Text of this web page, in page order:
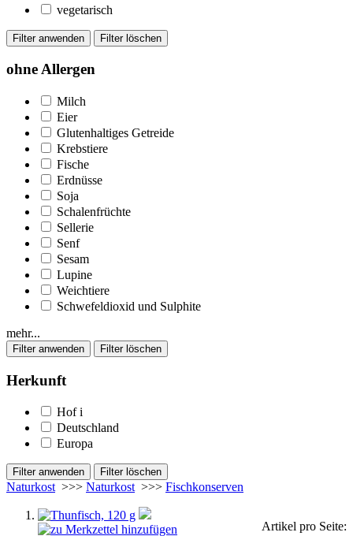
vegetarisch
ohne Allergen
Milch
Eier
Glutenhaltiges Getreide
Krebstiere
Fische
Erdnüsse
Soja
Schalenfrüchte
Sellerie
Senf
Sesam
Lupine
Weichtiere
Schwefeldioxid und Sulphite
mehr...
Herkunft
Hof i
Deutschland
Europa
Naturkost >>> Naturkost >>> Fischkonserven
Artikel pro Seite: